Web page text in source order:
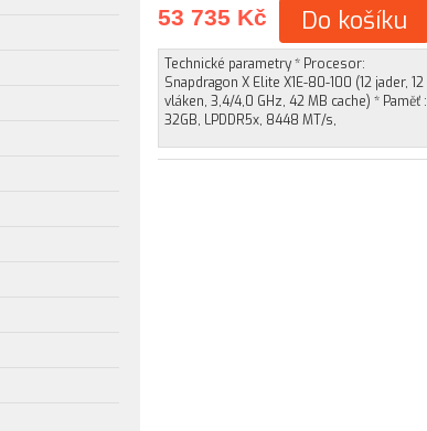
53 735 Kč Do košíku
Technické parametry * Procesor:
Snapdragon X Elite X1E-80-100 (12 jader, 12
vláken, 3,4/4,0 GHz, 42 MB cache) * Paměť :
32GB, LPDDR5x, 8448 MT/s,